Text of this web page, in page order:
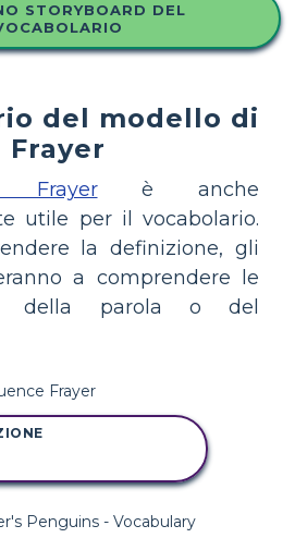
STORYBOARD DEL
del modello di
Frayer
Frayerè anche
utile per il vocabolario.
la definizione, gli
a comprendere le
della parola o del
QUESTO